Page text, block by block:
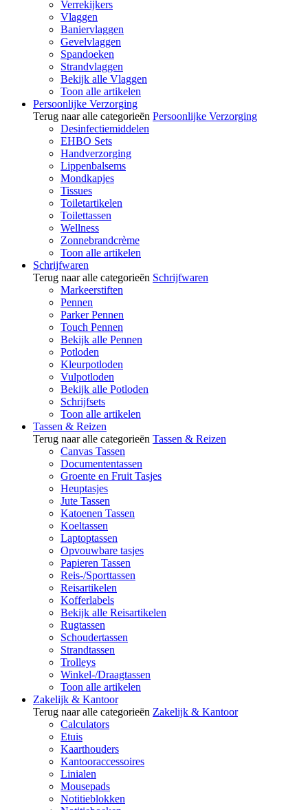
Verrekijkers
Vlaggen
Baniervlaggen
Gevelvlaggen
Spandoeken
Strandvlaggen
Bekijk alle Vlaggen
Toon alle artikelen
Persoonlijke Verzorging
Terug naar alle categorieën Persoonlijke Verzorging
Desinfectiemiddelen
EHBO Sets
Handverzorging
Lippenbalsems
Mondkapjes
Tissues
Toiletartikelen
Toilettassen
Wellness
Zonnebrandcrème
Toon alle artikelen
Schrijfwaren
Terug naar alle categorieën Schrijfwaren
Markeerstiften
Pennen
Parker Pennen
Touch Pennen
Bekijk alle Pennen
Potloden
Kleurpotloden
Vulpotloden
Bekijk alle Potloden
Schrijfsets
Toon alle artikelen
Tassen & Reizen
Terug naar alle categorieën Tassen & Reizen
Canvas Tassen
Documententassen
Groente en Fruit Tasjes
Heuptasjes
Jute Tassen
Katoenen Tassen
Koeltassen
Laptoptassen
Opvouwbare tasjes
Papieren Tassen
Reis-/Sporttassen
Reisartikelen
Kofferlabels
Bekijk alle Reisartikelen
Rugtassen
Schoudertassen
Strandtassen
Trolleys
Winkel-/Draagtassen
Toon alle artikelen
Zakelijk & Kantoor
Terug naar alle categorieën Zakelijk & Kantoor
Calculators
Etuis
Kaarthouders
Kantooraccessoires
Linialen
Mousepads
Notitieblokken